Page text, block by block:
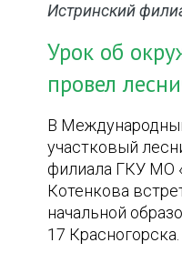
Истринский
Урок об
провел
В
участковый
филиала ГКУ МО
Котенкова
начальной
17 Красногорска.